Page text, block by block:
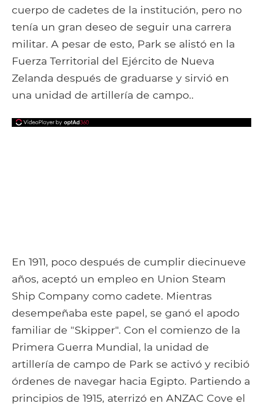
cuerpo de cadetes de la institución, pero no
tenía un gran deseo de seguir una carrera
militar. A pesar de esto, Park se alistó en la
Fuerza Territorial del Ejército de Nueva
Zelanda después de graduarse y sirvió en
una unidad de artillería de campo..
En 1911, poco después de cumplir diecinueve
años, aceptó un empleo en Union Steam
Ship Company como cadete. Mientras
desempeñaba este papel, se ganó el apodo
familiar de "Skipper". Con el comienzo de la
Primera Guerra Mundial, la unidad de
artillería de campo de Park se activó y recibió
órdenes de navegar hacia Egipto. Partiendo a
principios de 1915, aterrizó en ANZAC Cove el